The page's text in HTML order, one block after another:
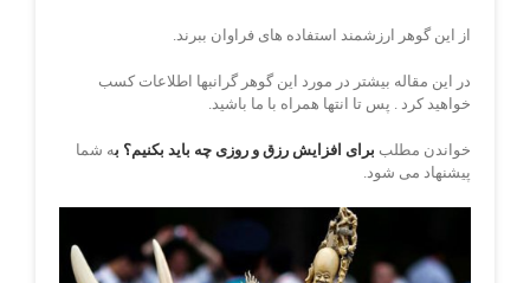
از این گوهر ارزشمند استفاده های فراوان ببرند.
در این مقاله بیشتر در مورد این گوهر گرانبها اطلاعات کسب
خواهید کرد . پس تا انتها همراه با ما باشید.
خواندن مطلب برای افزایش رزق و روزی چه باید بکنیم؟ به شما
پیشنهاد می شود.